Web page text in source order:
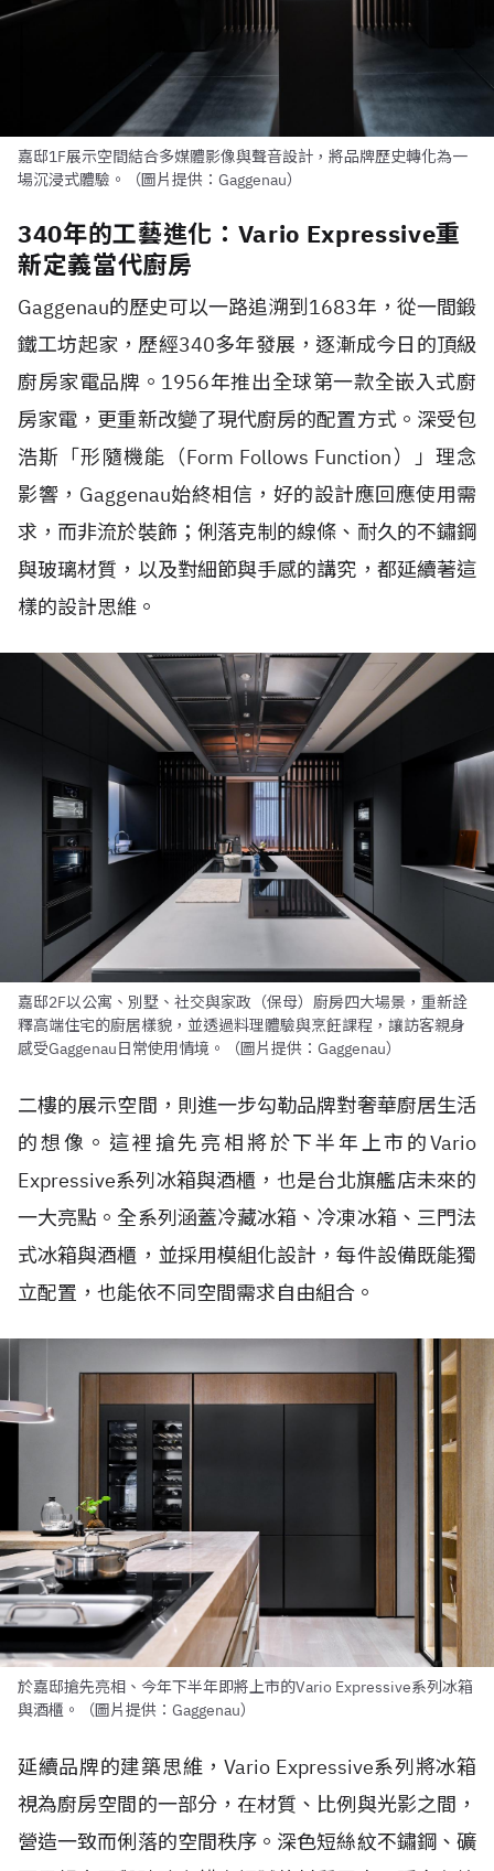
嘉邸1F展示空間結合多媒體影像與聲音設計，將品牌歷史轉化為一
場沉浸式體驗。（圖片提供：Gaggenau）
340年的工藝進化：Vario Expressive重
新定義當代廚房
Gaggenau的歷史可以一路追溯到1683年，從一間鍛
鐵工坊起家，歷經340多年發展，逐漸成今日的頂級
廚房家電品牌。1956年推出全球第一款全嵌入式廚
房家電，更重新改變了現代廚房的配置方式。深受包
浩斯「形隨機能（Form Follows Function）」理念
影響，Gaggenau始終相信，好的設計應回應使用需
求，而非流於裝飾；俐落克制的線條、耐久的不鏽鋼
與玻璃材質，以及對細節與手感的講究，都延續著這
樣的設計思維。
嘉邸2F以公寓、別墅、社交與家政（保母）廚房四大場景，重新詮
釋高端住宅的廚居樣貌，並透過料理體驗與烹飪課程，讓訪客親身
感受Gaggenau日常使用情境。（圖片提供：Gaggenau）
二樓的展示空間，則進一步勾勒品牌對奢華廚居生活
的想像。這裡搶先亮相將於下半年上市的Vario
Expressive系列冰箱與酒櫃，也是台北旗艦店未來的
一大亮點。全系列涵蓋冷藏冰箱、冷凍冰箱、三門法
式冰箱與酒櫃，並採用模組化設計，每件設備既能獨
立配置，也能依不同空間需求自由組合。
於嘉邸搶先亮相、今年下半年即將上市的Vario Expressive系列冰箱
與酒櫃。（圖片提供：Gaggenau）
延續品牌的建築思維，Vario Expressive系列將冰箱
視為廚房空間的一部分，在材質、比例與光影之間，
營造一致而俐落的空間秩序。深色短絲紋不鏽鋼、礦